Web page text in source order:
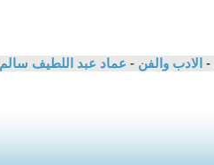
- الادب والفن - عماد عبد اللطيف سالم